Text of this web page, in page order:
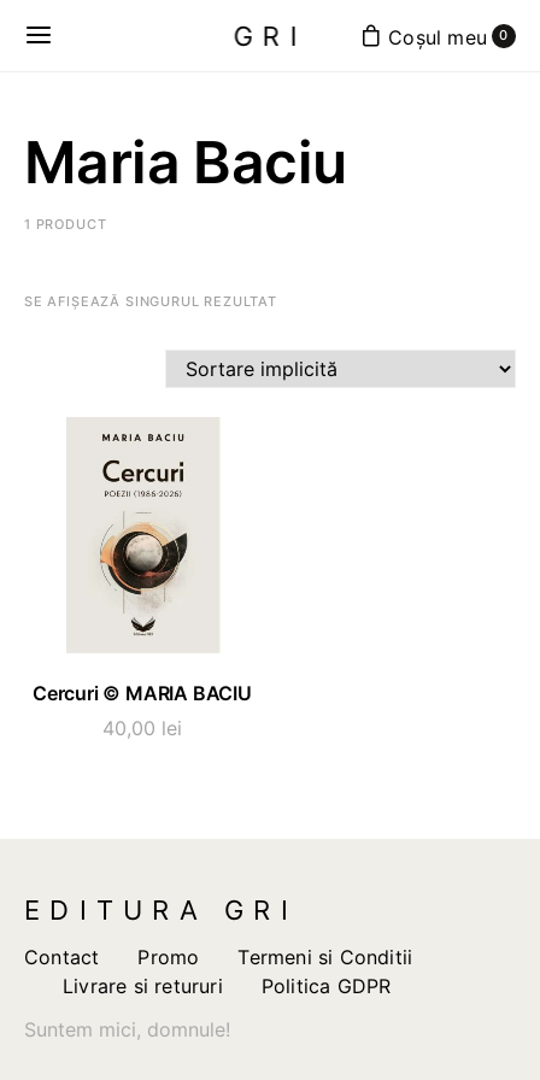
GRI 0
Maria Baciu
1 PRODUCT
SE AFIȘEAZĂ SINGURUL REZULTAT
ADAUGĂ ÎN COȘ
Cercuri © MARIA BACIU
40,00 lei
EDITURA GRI
Contact Promo
Termeni si Conditii
Livrare si retururi
Politica GDPR
Suntem mici, domnule!